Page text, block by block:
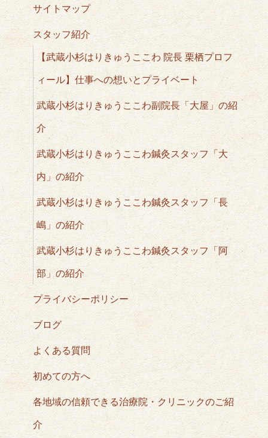
サイトマップ
スタッフ紹介
【武蔵小杉はりきゅうここわ 院長 栗栖プロフ
ィール】仕事への想いとプライベート
武蔵小杉はりきゅうここわ副院長「大屋」の紹
介
武蔵小杉はりきゅうここわ鍼灸スタッフ「大
内」の紹介
武蔵小杉はりきゅうここわ鍼灸スタッフ「長
嶋」の紹介
武蔵小杉はりきゅうここわ鍼灸スタッフ「阿
部」の紹介
プライバシーポリシー
ブログ
よくある質問
初めての方へ
各地域の信頼できる治療院・クリニックのご紹
介